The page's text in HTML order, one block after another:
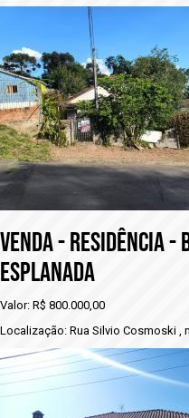
vENDA - RESIDÊNCIA -
ESPLANADA
Valor: R$ 800.000,00
Localização: Rua Silvio Cosmoski ,